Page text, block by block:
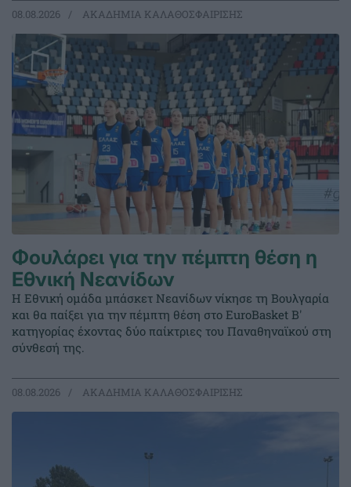
08.08.2026 ΑΚΑΔΗΜΙΑ ΚΑΛΑΘΟΣΦΑΙΡΙΣΗΣ
Φουλάρει για την πέμπτη θέση η
Εθνική Νεανίδων
Η Εθνική ομάδα μπάσκετ Νεανίδων νίκησε τη Βουλγαρία
και θα παίξει για την πέμπτη θέση στο EuroBasket Β'
κατηγορίας έχοντας δύο παίκτριες του Παναθηναϊκού στη
σύνθεσή της.
08.08.2026 ΑΚΑΔΗΜΙΑ ΚΑΛΑΘΟΣΦΑΙΡΙΣΗΣ